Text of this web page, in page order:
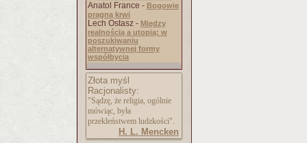
Anatol France - Bogowie
pragną krwi
Lech Ostasz - Między
realnością a utopią: w
poszukiwaniu
alternatywnej formy
współbycia
Złota myśl
Racjonalisty:
"Sądzę, że religia, ogólnie
mówiąc, była
przekleństwem ludzkości".
H. L. Mencken